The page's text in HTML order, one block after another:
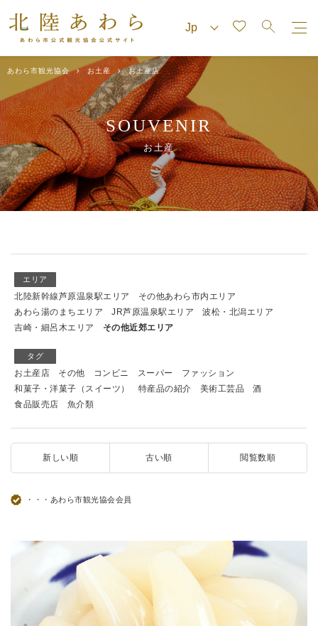
あわら市観光協会 お土産 お土産店
SOUVENIR
お土産
エリア
北陸新幹線芦原温泉駅エリア
その他あわら市内エリア
あわら湯のまちエリア
JR芦原温泉駅エリア
波松・北潟エリア
吉崎・細呂木エリア
その他近郊エリア
タグ
お土産店 その他 コンビニ スーパー
ファッション
和菓子・洋菓子（スイーツ）
特産品の紹介 美術工芸品
酒
食品販売店
魚介類
新しい順 古い順 閲覧数順
・・・あわら市観光協会会員